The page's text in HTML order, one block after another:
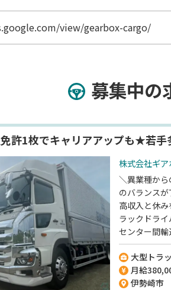
view/gearbox-cargo/
募集中の
許1枚でキャリアアップも★若手
株式会社ギ
＼異業種か
のバランス
高収入と休
ラックドラ
センター間
あるスケジ
日制で、年
好待遇が叶う
大型トラ
月給
伊勢崎市